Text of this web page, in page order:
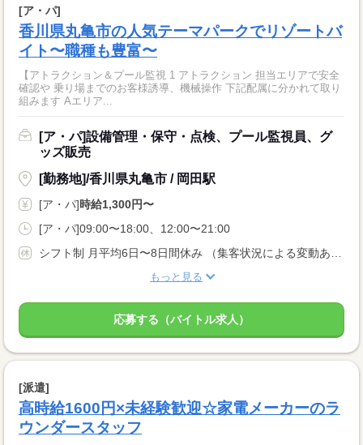
[ア・パ]
香川県丸亀市の人気テーマパークでリゾートバ
イト〜職種も豊富〜
【アトラクション＆プール監視 1 アトラクション 担当エリアで安全
確認や 乗り場までのお客様誘導、機械操作 下記配属に分かれて取り
組みます Aエリア...
[ア・パ]設備管理・保守・点検、プール監視員、グ
ッズ販売
[勤務地]/香川県丸亀市 / 岡田駅
[ア・パ]時給1,300円〜
[ア・パ]09:00〜18:00、12:00〜21:00
もっと見る
応募する（バイトル求人）
[派遣]
高時給1600円×未経験歓迎☆家電メーカーのラ
ウンダースタッフ